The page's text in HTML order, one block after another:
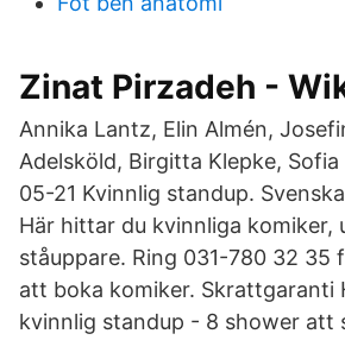
Zinat Pirzadeh -
Annika Lantz, Elin Almén,
Adelsköld, Birgitta Klepke,
05-21 Kvinnlig standup.
Här hittar du kvinnliga komiker,
ståuppare. Ring 031-780 32 35
att boka komiker. Skrattgaranti
kvinnlig standup - 8 shower att